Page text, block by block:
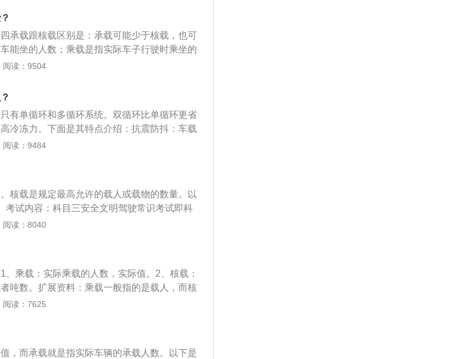
值后会自动断电，保护汽车正常启动。E-mark
工作时与车内其他电子产品的电磁互不干扰，
防摔倒保护：车载冰箱使用时，轻微倾斜不影
时，会自动停止工作，从而保护压缩机。
承载跟核载区别是：承载可能少于核载，也可
能坐的人数；乘载是指实际车子行驶时乘坐的
这里的30人就是客运大巴核载人数的理论值。
值。根据《机动车驾驶证申领和使用规定》，
二，科目三和科目四，每个科目的考试有两次
则考试终止。在学习期间缴纳补考费用，学习
后才能领取机动车驾驶证，领取机动车驾驶证
一考试通过后，三年之内应该通过科目二和科
数或者违反规定载货的，对机动车驾驶人按
百分之二十的，处以罚款；超过核定人数百分
以罚款；超过核定人数百分之五十以上的，处
驶人处以罚款。汽车运输业车辆技术管理规定
改装、改造的车辆，或因其它原因需要重新标
部门核定；车辆换装与制造厂规定最大负荷不
胎的，应保持原车额定载质量；最大负荷小于
；车辆增载必须符合交通部1988年发布的《汽
过桥梁承载质量或运输超长、超宽、超高货物
门，采取安全有效措施，经批准后才能通行。
阅读：9504
有单循环和多循环系统。双循环比单循环更省
冷冻力。下面是其特点介绍：抗震防抖：车载
用。电池保护：车载冰箱在达到电池保护设定
互不干扰，更不会影响汽车电池的正常使用；
倾斜不影响正常工作，当倾斜达到45°以上时，
；
阅读：9484
核载是规定最高允许的载人或载物的数量。以
考试内容：科目三安全文明驾驶常识考试即科
要求、恶劣气象和复杂道路条件下的安全驾驶
考前面考试通过的项目，可以自行预约进行
，安全文明驾驶理论考试没有预约限制，但是
，申请人未在有效期内完成考试则已考试合格
阅读：8040
乘载：实际乘载的人数，实际值。2、核载：
吨数。扩展资料：乘载一般指的是载人，而核
，至于承载则是实际的人数或重量。总的来
。公路客运车辆载客超过核定人数或者违反规
有处罚。
阅读：7625
，而承载就是指实际车辆的承载人数。以下是